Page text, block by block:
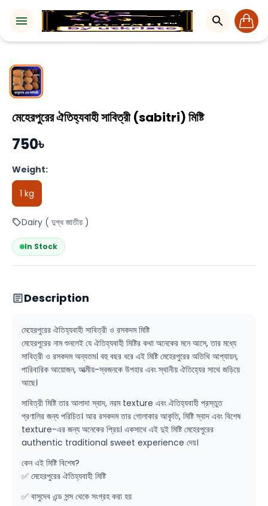
মেহেরপুরের ঐতিহ্যবাহী সাবিত্রী (sabitri) মিষ্টি
750৳
Weight:
1 kg
Dairy ( দুগ্ধ জাতীয় )
In Stock
Description
মেহেরপুরের ঐতিহ্যবাহী সাবিত্রী ও রসকদম মিষ্টি
মেহেরপুরের নাম শুনলেই যে ঐতিহ্যবাহী মিষ্টির কথা অনেকের মনে আসে, তার মধ্যে
সাবিত্রী ও রসকদম অন্যতম। বহু বছর ধরে এই মিষ্টি মেহেরপুরের অতিথি আপ্যায়ন,
পারিবারিক আয়োজন, আত্মীয়-স্বজনকে উপহার এবং স্থানীয় ঐতিহ্যের সাথে জড়িয়ে
আছে।
সাবিত্রী মিষ্টি তার আলাদা স্বাদ, নরম texture এবং ঐতিহ্যবাহী প্রস্তুত
প্রণালির জন্য পরিচিত। আর রসকদম তার গোলাকার আকৃতি, মিষ্টি স্বাদ এবং বিশেষ
texture-এর জন্য অনেকের প্রিয়। একসাথে এই দুই মিষ্টি মেহেরপুরের
authentic traditional sweet experience দেয়।
কেন এই মিষ্টি বিশেষ?
✅ মেহেরপুরের ঐতিহ্যবাহী মিষ্টি
✅ বাসুদেব এন্ড সন্স থেকে সংগ্রহ করা হয়